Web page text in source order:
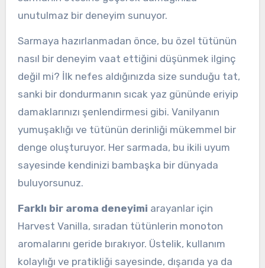
unutulmaz bir deneyim sunuyor.
Sarmaya hazırlanmadan önce, bu özel tütünün
nasıl bir deneyim vaat ettiğini düşünmek ilginç
değil mi? İlk nefes aldığınızda size sunduğu tat,
sanki bir dondurmanın sıcak yaz gününde eriyip
damaklarınızı şenlendirmesi gibi. Vanilyanın
yumuşaklığı ve tütünün derinliği mükemmel bir
denge oluşturuyor. Her sarmada, bu ikili uyum
sayesinde kendinizi bambaşka bir dünyada
buluyorsunuz.
Farklı bir aroma deneyimi arayanlar için
Harvest Vanilla, sıradan tütünlerin monoton
aromalarını geride bırakıyor. Üstelik, kullanım
kolaylığı ve pratikliği sayesinde, dışarıda ya da